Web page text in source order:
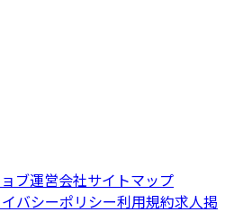
ブ運営会社サイトマップ
バシーポリシー利用規約求人掲